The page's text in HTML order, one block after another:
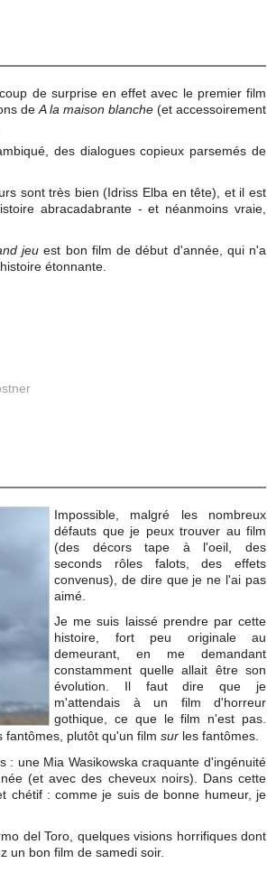
de surprise en effet avec le premier film
de A la maison blanche(et accessoirement
des dialogues copieux parsemés de
sont très bien (Idriss Elba en tête), et il est
abracadabrante - et néanmoins vraie,
jeuest bon film de début d'année, qui n'a
étonnante.
Impossible, malgré les nombreux
défauts que je peux trouver au film
(des décors tape à l'oeil, des
seconds rôles falots, des effets
convenus), de dire que je ne l'ai pas
aimé.
Je me suis laissé prendre par cette
histoire, fort peu originale au
demeurant, en me demandant
constamment quelle allait être son
évolution. Il faut dire que je
m'attendais à un film d'horreur
gothique , ce que le film n'est pas.
fantômes, plutôt qu'un film sur les fantômes.
une Mia Wasikowska craquante d'ingénuité
(et avec des cheveux noirs). Dans cette
chétif : comme je suis de bonne humeur, je
del Toro, quelques visions horrifiques dont
un bon film de samedi soir.